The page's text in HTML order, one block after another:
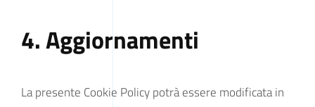
4. Aggiornamenti
La presente Cookie Policy potrà essere modificata in